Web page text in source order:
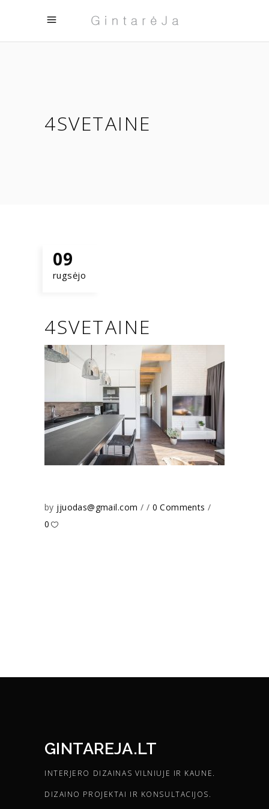
4SVETAINE
09
rugsėjo
4SVETAINE
by jjuodas@gmail.com
0 Comments
0
GINTAREJA.LT
INTERJERO DIZAINAS VILNIUJE IR KAUNE.
DIZAINO PROJEKTAI IR KONSULTACIJOS.